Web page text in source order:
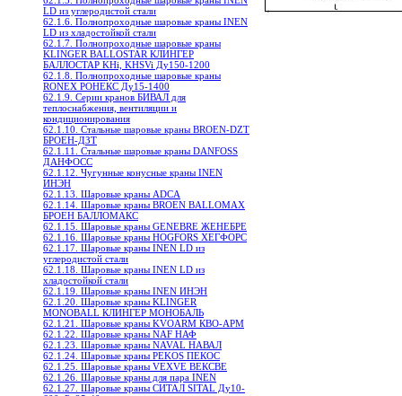
LD из углеродистой стали
62.1.6. Полнопроходные шаровые краны INEN
LD из хладостойкой стали
62.1.7. Полнопроходные шаровые краны
KLINGER BALLOSTAR КЛИНГЕР
БАЛЛОСТАР KHi, KHSVi Ду150-1200
62.1.8. Полнопроходные шаровые краны
RONEX РОНЕКС Ду15-1400
62.1.9. Серии кранов БИВАЛ для
теплоснабжения, вентиляции и
кондиционирования
62.1.10. Стальные шаровые краны BROEN-DZT
БРОЕН-ДЗТ
62.1.11. Стальные шаровые краны DANFOSS
ДАНФОСС
62.1.12. Чугунные конусные краны INEN
ИНЭН
62.1.13. Шаровые краны ADCA
62.1.14. Шаровые краны BROEN BALLOMAX
БРОЕН БАЛЛОМАКС
62.1.15. Шаровые краны GENEBRE ЖЕНЕБРЕ
62.1.16. Шаровые краны HOGFORS ХЕГФОРС
62.1.17. Шаровые краны INEN LD из
углеродистой стали
62.1.18. Шаровые краны INEN LD из
хладостойкой стали
62.1.19. Шаровые краны INEN ИНЭН
62.1.20. Шаровые краны KLINGER
MONOBALL КЛИНГЕР МОНОБАЛЬ
62.1.21. Шаровые краны KVOARM КВО-АРМ
62.1.22. Шаровые краны NAF НАФ
62.1.23. Шаровые краны NAVAL НАВАЛ
62.1.24. Шаровые краны PEKOS ПЕКОС
62.1.25. Шаровые краны VEXVE ВЕКСВЕ
62.1.26. Шаровые краны для пара INEN
62.1.27. Шаровые краны СИТАЛ SITAL Ду10-